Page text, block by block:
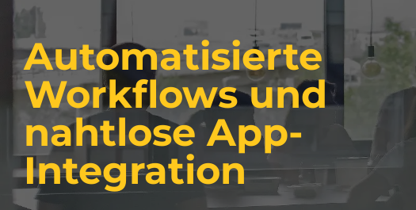
Automatisierte
Workflows und
nahtlose App-
Integration